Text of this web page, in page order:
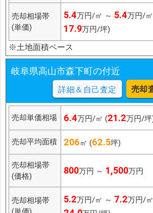
売却相場帯
(単価)
5.4万円/㎡ ～ 5.4万円/
17.9万円/坪)
※土地面積ベース
岐阜県高山市森下町の付近
詳細＆自己査定 売却
売却単価相場 6.4万円/㎡ (21.2万円/坪
売却平均面積 206㎡ (62.5坪)
売却相場帯
(価格)
800万円 ～ 1,500万円
売却相場帯
5.2万円/㎡ ～ 7.2万円/